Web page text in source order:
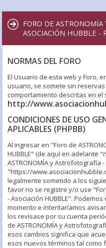
FORO DE ASTRONOMÍA
ASOCIACIÓN HUBBLE -
NORMAS DEL FORO
El Usuario de esta web y Foro,
usuario, se somete sin
comportamiento descritas en el
http://
CONDICIONES DE USO
APLICABLES (PHPBB)
Al ingresar en "Foro de
HUBBLE" (de aquí en adelante
ASTRONOMÍA y Astrofotografía
"https://
legalmente sometido a los
favor no se registre y/o use
- Asociación HUBBLE".
momento e intentaríamos
los revisase por su cuenta
de ASTRONOMÍA y
esos cambios significa que
esos nuevos términos tal